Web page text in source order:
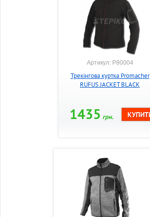
Артикул: P80004
Трекінгова куртка Promacher
RUFUS JACKET BLACK
1435 грн.